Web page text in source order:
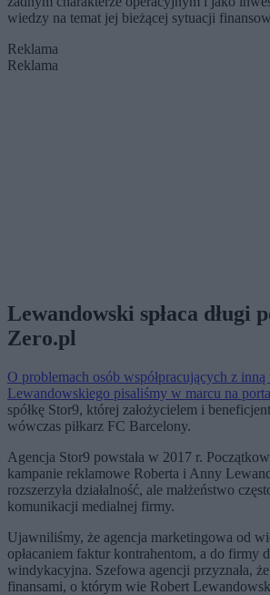
wiedzy na temat jej bieżącej sytuacji
Reklama
Reklama
Lewandowski spłaca długi
Zero.pl
O problemach osób współpracujących z
Lewandowskiego pisaliśmy w marcu na
spółkę Stor9, której założycielem i
wówczas piłkarz FC Barcelony.
Agencja Stor9 powstała w 2017 r.
kampanie reklamowe Roberta i Anny
rozszerzyła działalność, ale małżeństwo
komunikacji medialnej firmy.
Ujawniliśmy, że agencja marketingowa od
opłacaniem faktur kontrahentom, a do firmy
windykacyjna. Szefowa agencji przyznała,
finansami, o którym wie Robert